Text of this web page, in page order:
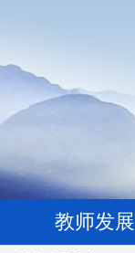
教师发展